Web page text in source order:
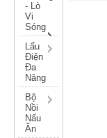
- Lò
Vi
Sóng
Lẩu
Điện
Đa
Năng
Bộ
Nồi
Nấu
Ăn